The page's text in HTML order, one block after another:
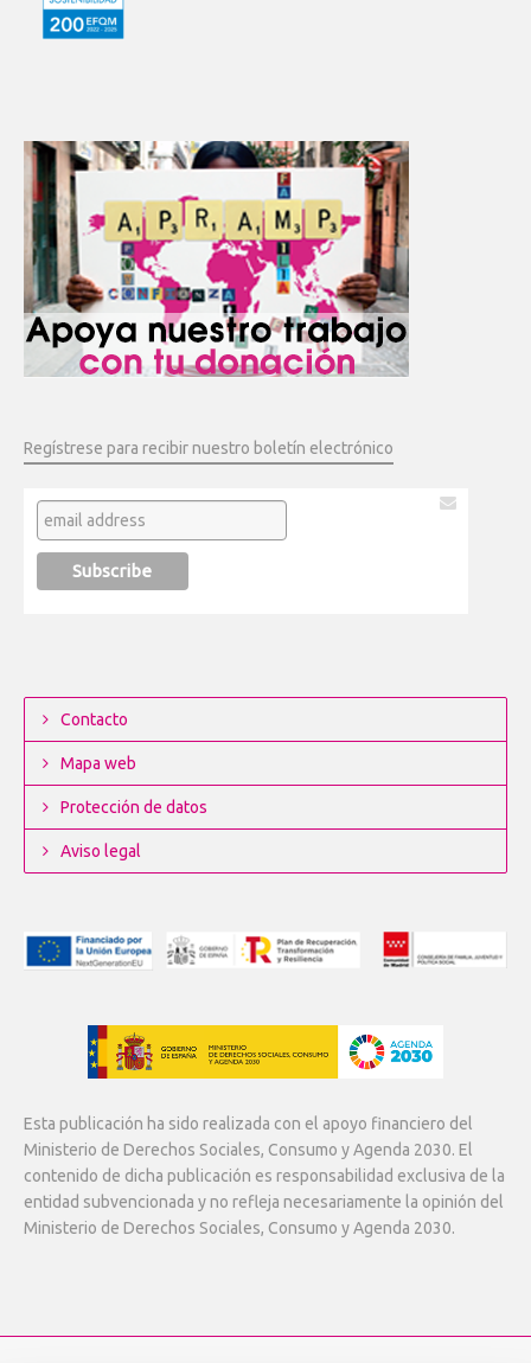
Regístrese para recibir nuestro boletín electrónico
Contacto
Mapa web
Protección de datos
Aviso legal
Esta publicación ha sido realizada con el apoyo financiero del
Ministerio de Derechos Sociales, Consumo y Agenda 2030. El
contenido de dicha publicación es responsabilidad exclusiva de la
entidad subvencionada y no refleja necesariamente la opinión del
Ministerio de Derechos Sociales, Consumo y Agenda 2030.